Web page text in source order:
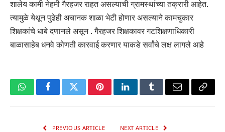
शालेय कामी नेहमी गैरहजर राहत असल्याची ग्रामस्थांच्या तक्रारी आहेत.
त्यामुळे येथून पुढेही अचानक शाळा भेटी होणार असल्याने कामचुकार
शिक्षकांचे धाबे दणानले असून . गैरहजर शिक्षकावर गटशिक्षणाधिकारी
बाळासाहेब धनवे कोणती कारवाई करणार याकडे सर्वांचे लक्ष लागले आहे
WhatsAppFacebookTwitterPinterestLinkedInTumblrEmail Copy
PREVIOUS ARTICLE NEXT ARTICLE